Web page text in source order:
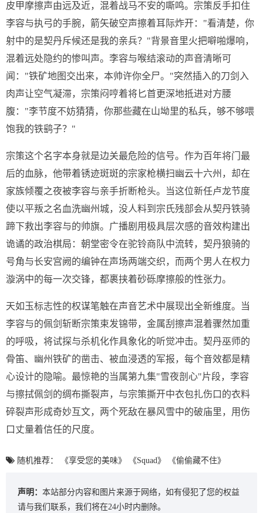
皮甲摩擦声由远及近，混着战马不安的嘶鸣。宗策反手扣住
李容与执弓的手腕，箭矢破空声擦着耳际炸开："看清楚，你
射中的是契丹斥候还是我的亲兵？"背景音里火把噼啪爆响，
混着远处隐约的惨叫声。李容与喉结滚动的声音清晰可
闻："铁矿地图交出来，本帅许你全尸。"突然插入的刀剑入
肉声让空气凝滞，宗策闷哼着将匕首更深地抵进对方腰
腹："李节度不妨猜猜，你那些藏在山坳里的私兵，够不够喂
饱我的铁鹞子？"
宗策这个名字本身就是边关最危险的信号。作为百年将门最
后的血脉，他带着锈迹斑斑的宗家枪横扫幽云十六州，却在
家族倾覆之夜被李容与亲手折断枪头。当这位新任卢龙节度
使以平叛之名血洗幽州城，没人料到宗氏残部会从契丹铁骑
蹄下救出李容与的帅旗。广播剧用极具层次感的音效构建出
诡谲的政治棋局：朝堂密令在驼铃商队中流转，契丹狼骑的
号角与长安宫阙的编钟在声场两端交织，而两个男人在权力
漩涡中的每一次交锋，都裹挟着砂砾摩擦般的性张力。
天如玉标志性的权谋笔触在声音艺术中展现出全新维度。当
李容与的佩剑斩断宗策束发锦带，金属刮擦声混着骤然加重
的呼吸，将试探与杀机化作具象化的听觉冲击。契丹巫师的
骨笛、幽州铁矿的凿击、被血浸透的军报，每个音效都是精
心设计的隐喻。最惊艳的当属第九集"雪夜剖心"片段，李容
与擦拭佩剑的绸布撕裂声，与宗策撕开中衣包扎伤口的衣料
碎裂声形成奇妙互文，两个死敌在暴风雪中的破庙里，用伤
口丈量着信任的尺度。
随机推荐： 《享受您的美味》 《Squad》 《偷偷藏不住》
声明： 本站部分内容和图片来源于网络，如有侵犯了您的权益
请与我们联系，我们将在24小时内删除。